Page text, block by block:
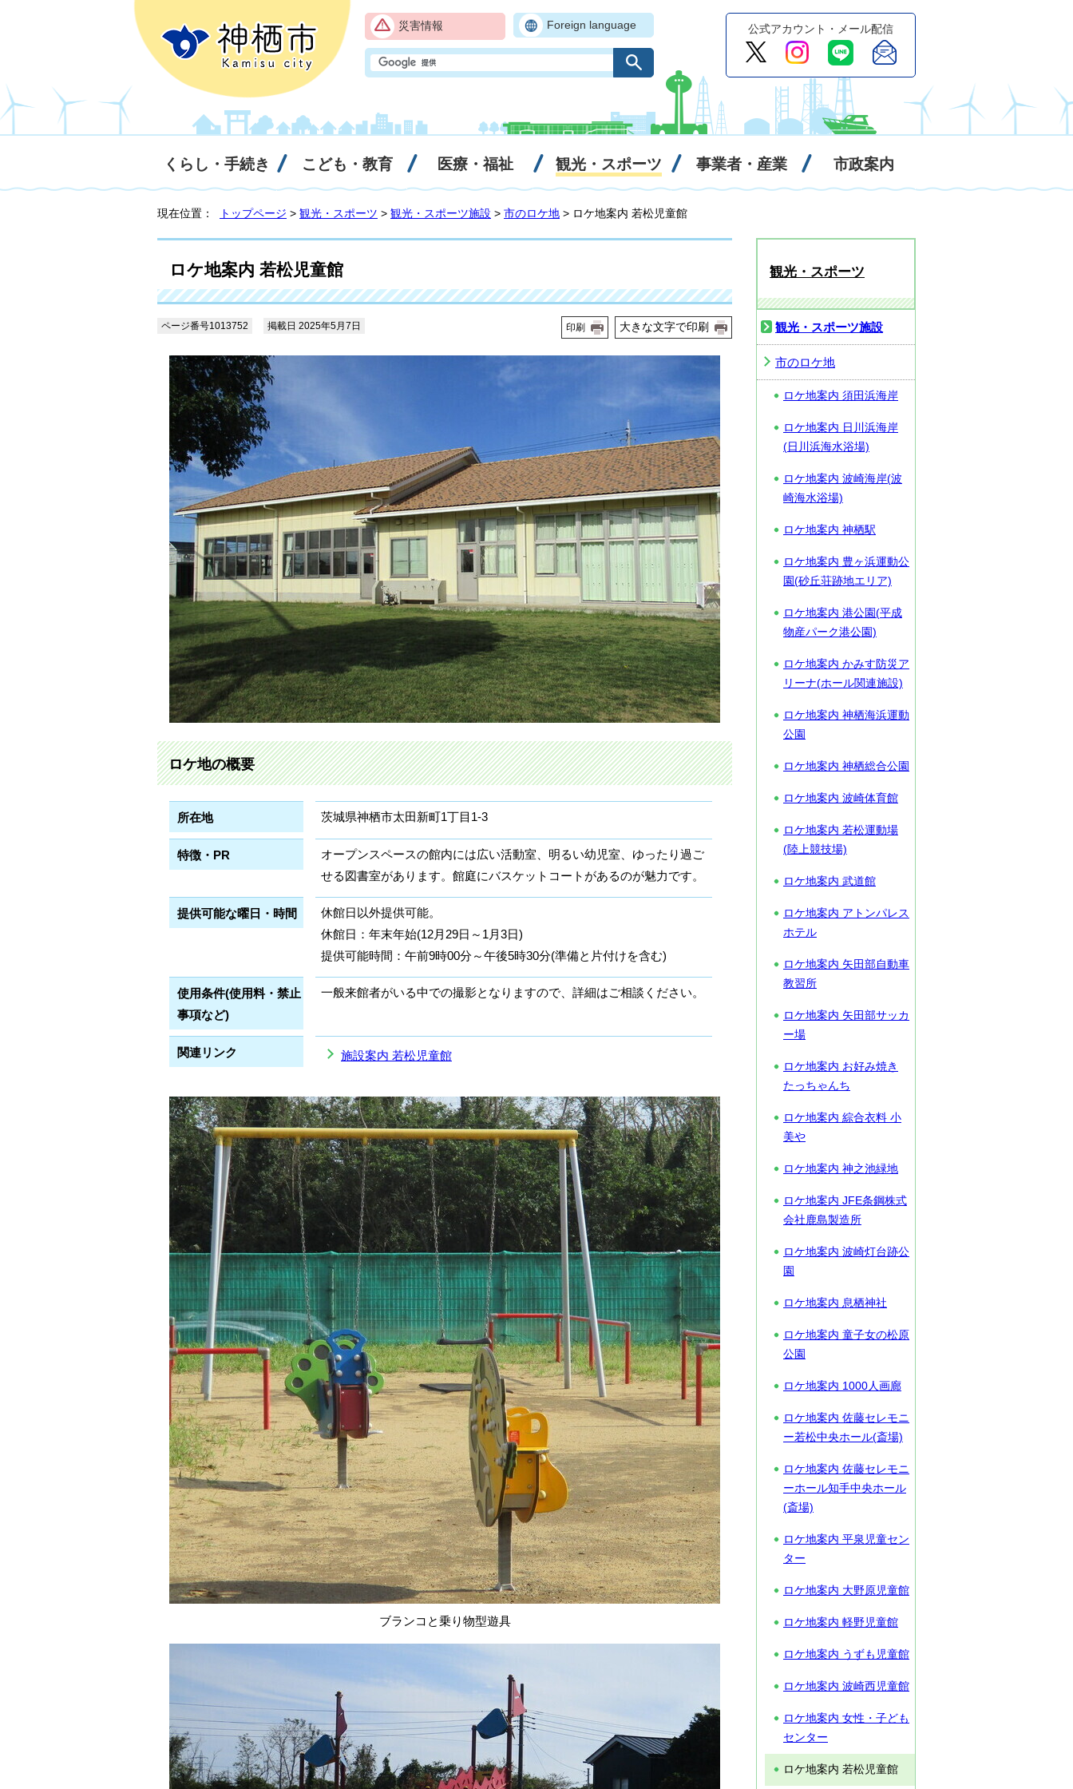
災害情報 Foreign language 公式アカウント・メール配信
くらし・手続き こども・教育 医療・福祉 観光・スポーツ 事業者・産業 市政案内
現在位置： トップページ > 観光・スポーツ > 観光・スポーツ施設 > 市のロケ地 > ロケ地案内 若松児童館
ロケ地案内 若松児童館
ページ番号1013752 掲載日 2025年5月7日 印刷 大きな文字で印刷
ロケ地の概要
所在地 茨城県神栖市太田新町1丁目1-3
特徴・PR
オープンスペースの館内には広い活動室、明るい幼児室、ゆったり過ご
せる図書室があります。館庭にバスケットコートがあるのが魅力です。
提供可能な曜日・時間
休館日以外提供可能。
休館日：年末年始(12月29日～1月3日)
提供可能時間：午前9時00分～午後5時30分(準備と片付けを含む)
使用条件(使用料・禁止
事項など)
一般来館者がいる中での撮影となりますので、詳細はご相談ください。
関連リンク 施設案内 若松児童館
ブランコと乗り物型遊具
観光・スポーツ
観光・スポーツ施設
市のロケ地
ロケ地案内 須田浜海岸
ロケ地案内 日川浜海岸
(日川浜海水浴場)
ロケ地案内 波崎海岸(波
崎海水浴場)
ロケ地案内 神栖駅
ロケ地案内 豊ヶ浜運動公
園(砂丘荘跡地エリア)
ロケ地案内 港公園(平成
物産パーク港公園)
ロケ地案内 かみす防災ア
リーナ(ホール関連施設)
ロケ地案内 神栖海浜運動
公園
ロケ地案内 神栖総合公園
ロケ地案内 波崎体育館
ロケ地案内 若松運動場
(陸上競技場)
ロケ地案内 武道館
ロケ地案内 アトンパレス
ホテル
ロケ地案内 矢田部自動車
教習所
ロケ地案内 矢田部サッカ
ー場
ロケ地案内 お好み焼き
たっちゃんち
ロケ地案内 綜合衣料 小
美や
ロケ地案内 神之池緑地
ロケ地案内 JFE条鋼株式
会社鹿島製造所
ロケ地案内 波崎灯台跡公
園
ロケ地案内 息栖神社
ロケ地案内 童子女の松原
公園
ロケ地案内 1000人画廊
ロケ地案内 佐藤セレモニ
ー若松中央ホール(斎場)
ロケ地案内 佐藤セレモニ
ーホール知手中央ホール
(斎場)
ロケ地案内 平泉児童セン
ター
ロケ地案内 大野原児童館
ロケ地案内 軽野児童館
ロケ地案内 うずも児童館
ロケ地案内 波崎西児童館
ロケ地案内 女性・子ども
センター
ロケ地案内 若松児童館